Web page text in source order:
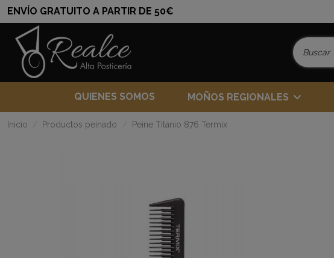
ENVÍO GRATUITO A PARTIR DE 50€
QUIENES SOMOS MOÑOS REGIONALES
Inicio Productos peinado Peine Titanio 876 Termix